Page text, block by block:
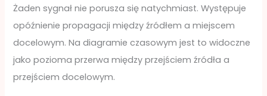
Żaden sygnał nie porusza się natychmiast. Występuje
opóźnienie propagacji między źródłem a miejscem
docelowym. Na diagramie czasowym jest to widoczne
jako pozioma przerwa między przejściem źródła a
przejściem docelowym.